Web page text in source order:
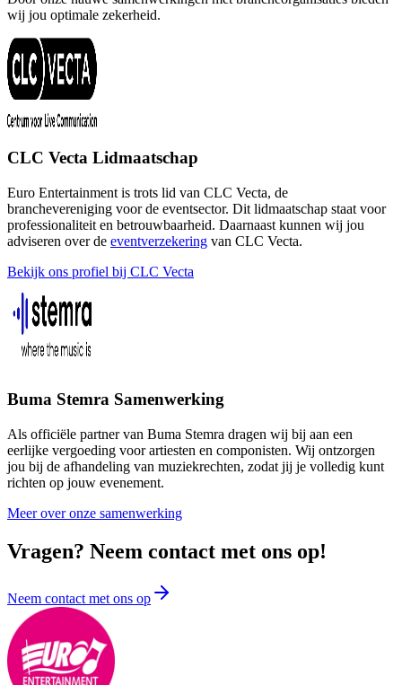
wij jou optimale zekerheid.
CLC Vecta Lidmaatschap
Euro Entertainment is trots lid van CLC Vecta, de
branchevereniging voor de eventsector. Dit lidmaatschap staat voor
professionaliteit en betrouwbaarheid. Daarnaast kunnen wij jou
adviseren over de eventverzekering van CLC Vecta.
Bekijk ons profiel bij CLC Vecta
Buma Stemra Samenwerking
Als officiële partner van Buma Stemra dragen wij bij aan een
eerlijke vergoeding voor artiesten en componisten. Wij ontzorgen
jou bij de afhandeling van muziekrechten, zodat jij je volledig kunt
richten op jouw evenement.
Meer over onze samenwerking
Vragen? Neem contact met ons op!
Neem contact met ons op